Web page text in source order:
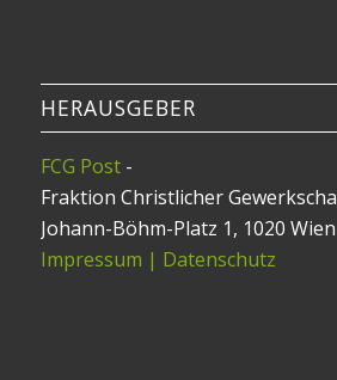
HERAUSGEBER
FCG Post-
Fraktion Christlicher
Johann-Böhm-Platz 1, 1020 Wien
Impressum | Datenschutz